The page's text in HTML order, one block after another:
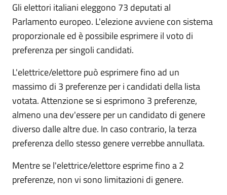
Gli elettori italiani eleggono 73 deputati al
Parlamento europeo. L'elezione avviene con sistema
proporzionale ed è possibile esprimere il voto di
preferenza per singoli candidati.
L'elettrice/elettore può esprimere fino ad un
massimo di 3 preferenze per i candidati della lista
votata. Attenzione se si esprimono 3 preferenze,
almeno una dev'essere per un candidato di genere
diverso dalle altre due. In caso contrario, la terza
preferenza dello stesso genere verrebbe annullata.
Mentre se l'elettrice/elettore esprime fino a 2
preferenze, non vi sono limitazioni di genere.